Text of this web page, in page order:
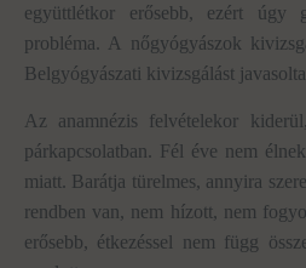
együttlétkor erősebb, ezért úgy
probléma. A nőgyógyászok
Belgyógyászati kivizsgálást
Az anamnézis felvételekor
párkapcsolatban. Fél éve nem
miatt. Barátja türelmes, annyira
rendben van, nem hízott, nem
erősebb, étkezéssel nem függ